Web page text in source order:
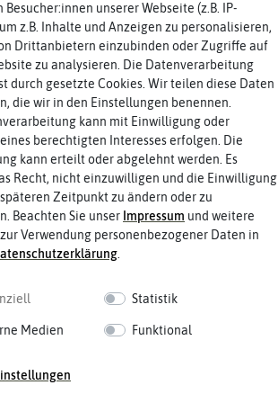
Hersteller:
Secret Jardin
Artikelnummer:
19-152-762
EAN:
5425030265949
Besucher:innen unserer Webseite (z.B. IP-
z.B. Inhalte und Anzeigen zu personalisieren,
Drittanbietern einzubinden oder Zugriffe auf
zu analysieren. Die Datenverarbeitung
durch gesetzte Cookies. Wir teilen diese Daten
die wir in den Einstellungen benennen.
kann mit Einwilligung oder
berechtigten Interesses erfolgen. Die
kann erteilt oder abgelehnt werden. Es
Recht, nicht einzuwilligen und die Einwilligung
Zeitpunkt zu ändern oder zu
Beachten Sie unser Impressum und weitere
Verwendung personenbezogener Daten in
Statistik
Medien Funktional